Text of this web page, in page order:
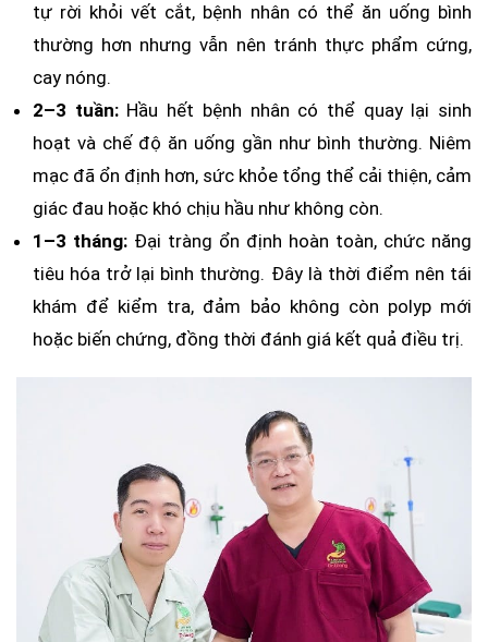
tự rời khỏi vết cắt, bệnh nhân có thể ăn uống bình
thường hơn nhưng vẫn nên tránh thực phẩm cứng,
cay nóng.
2–3 tuần:Hầu hết bệnh nhân có thể quay lại sinh
hoạt và chế độ ăn uống gần như bình thường. Niêm
mạc đã ổn định hơn, sức khỏe tổng thể cải thiện, cảm
giác đau hoặc khó chịu hầu như không còn.
1–3 tháng: Đại tràng ổn định hoàn toàn, chức năng
tiêu hóa trở lại bình thường. Đây là thời điểm nên tái
khám để kiểm tra, đảm bảo không còn polyp mới
hoặc biến chứng, đồng thời đánh giá kết quả điều trị.